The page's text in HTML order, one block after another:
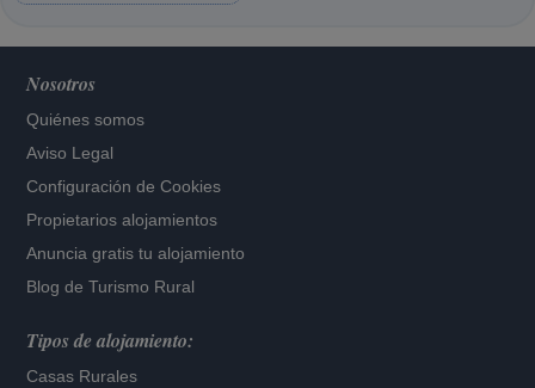
Nosotros
Quiénes somos
Aviso Legal
Configuración de Cookies
Propietarios alojamientos
Anuncia gratis tu alojamiento
Blog de Turismo Rural
Tipos de alojamiento:
Casas Rurales